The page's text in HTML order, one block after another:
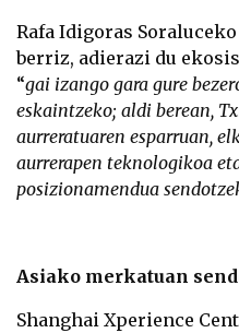
Rafa Idigoras
berriz, adierazi du
“gai izango gara gure
eskaintzeko; aldi berean,
aurreratuaren esparruan,
aurrerapen teknologikoa
posizionamendua
Asiako merkatuan
Shanghai Xperience